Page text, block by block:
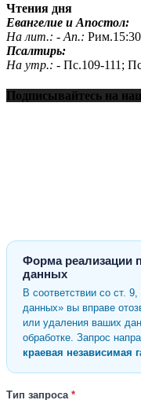
Чтения дня
Евангелие и Апостол:
На лит.: - Ап.:
Псалтирь:
На утр.: - Пс.109-111;
Подписывайтесь на
Форма реализации
данных
В соответствии со ст.
данных» вы вправе
или удаления ваших
обработке. Запрос
краевая независимая
Тип запроса *